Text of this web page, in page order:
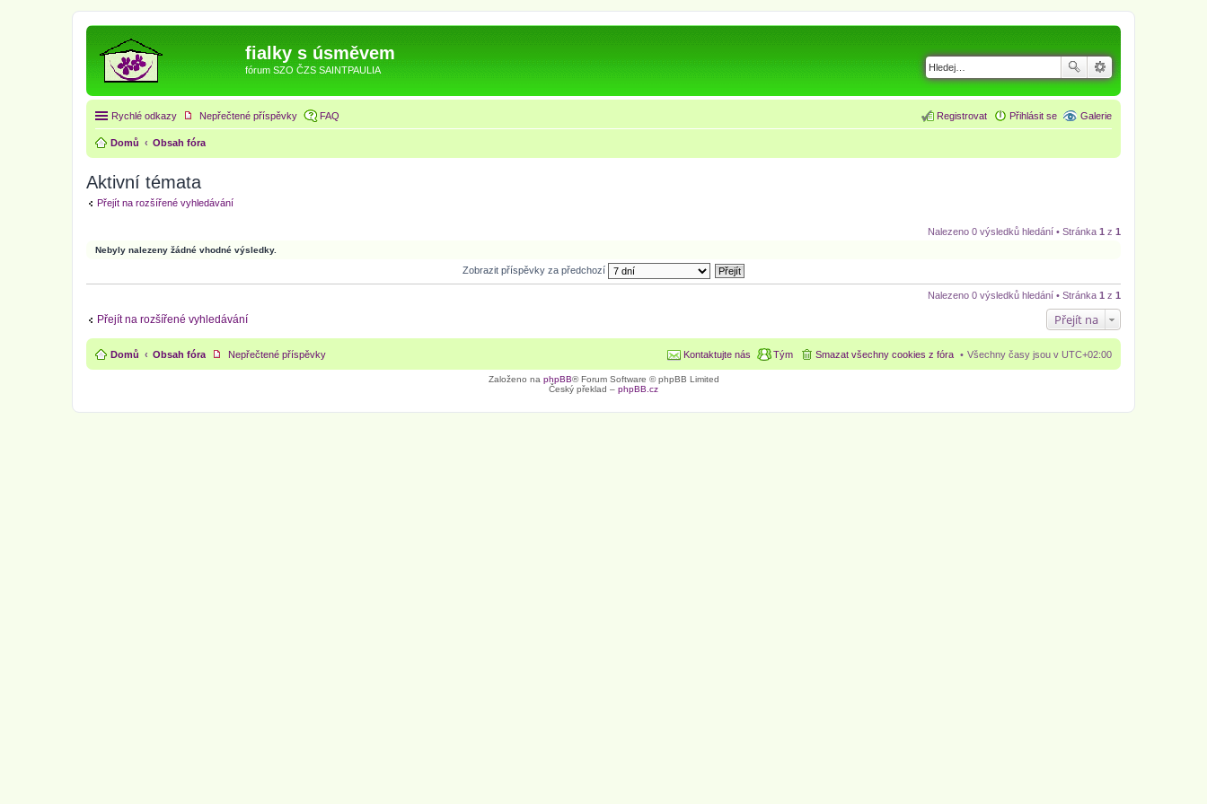
fialky s úsměvem
fórum SZO ČZS SAINTPAULIA
Rychlé odkazy Nepřečtené příspěvky Galerie
FAQ Přihlásit se
Registrovat
Domů Obsah fóra
Aktivní témata
Přejít na rozšířené vyhledávání
Nalezeno 0 výsledků hledání • Stránka 1 z 1
Nebyly nalezeny žádné vhodné výsledky.
Zobrazit příspěvky za předchozí
Nalezeno 0 výsledků hledání • Stránka 1 z 1
Přejít na rozšířené vyhledávání Přejít na
Domů Obsah fóra Všechny časy jsou v UTC+02:00
Smazat všechny cookies z fóra
Tým
Kontaktujte nás
Nepřečtené příspěvky
Založeno na phpBB® Forum Software © phpBB Limited
Český překlad – phpBB.cz